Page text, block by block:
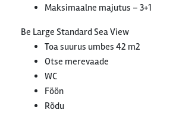
Maksimaalne majutus – 3+1
Be Large Standard Sea View
Toa suurus umbes 42 m2
Otse merevaade
WC
Föön
Rõdu